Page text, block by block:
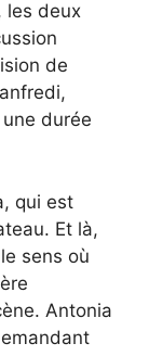
les deux
de
durée
qui est
Et là,
sens où
Antonia